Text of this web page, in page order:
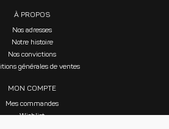
À PROPOS
Nos adresses
Notre histoire
Nos convictions
générales de ventes
MON COMPTE
Mes commandes
Wishlist